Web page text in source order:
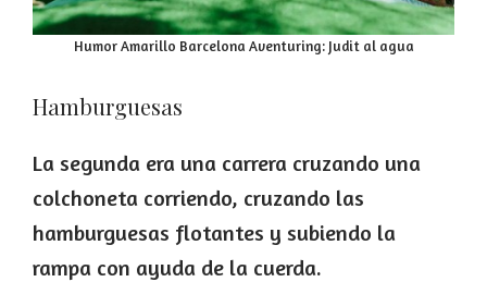
Humor Amarillo Barcelona Aventuring: Judit al agua
Hamburguesas
La segunda era una carrera cruzando una
colchoneta corriendo, cruzando las
hamburguesas flotantes y subiendo la
rampa con ayuda de la cuerda.